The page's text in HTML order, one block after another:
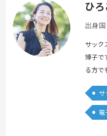
ひろ
出身国
サック
博子で
る方で
ックス
に、
来る
サ
電